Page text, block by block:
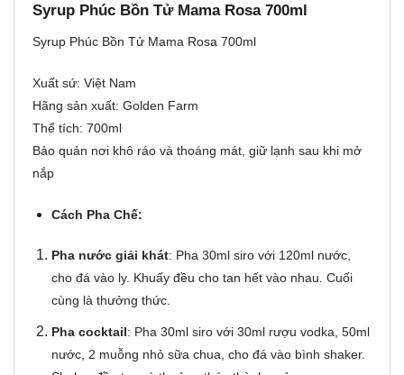
Syrup Phúc Bồn Tử Mama Rosa 700ml
Syrup Phúc Bồn Tử Mama Rosa 700ml
Xuất sứ: Việt Nam
Hãng sản xuất: Golden Farm
Thể tích: 700ml
Bảo quản nơi khô ráo và thoáng mát, giữ lạnh sau khi mở
nắp
Cách Pha Chế:
Pha nước giải khát: Pha 30ml siro với 120ml nước,
cho đá vào ly. Khuấy đều cho tan hết vào nhau. Cuối
cùng là thưởng thức.
Pha cocktail: Pha 30ml siro với 30ml rượu vodka, 50ml
nước, 2 muỗng nhỏ sữa chua, cho đá vào bình shaker.